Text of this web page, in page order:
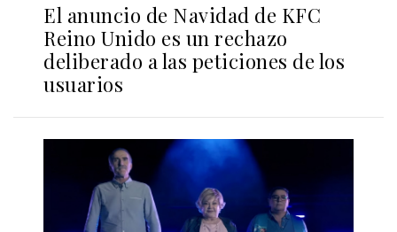
El anuncio de Navidad de KFC
Reino Unido es un rechazo
deliberado a las peticiones de los
usuarios